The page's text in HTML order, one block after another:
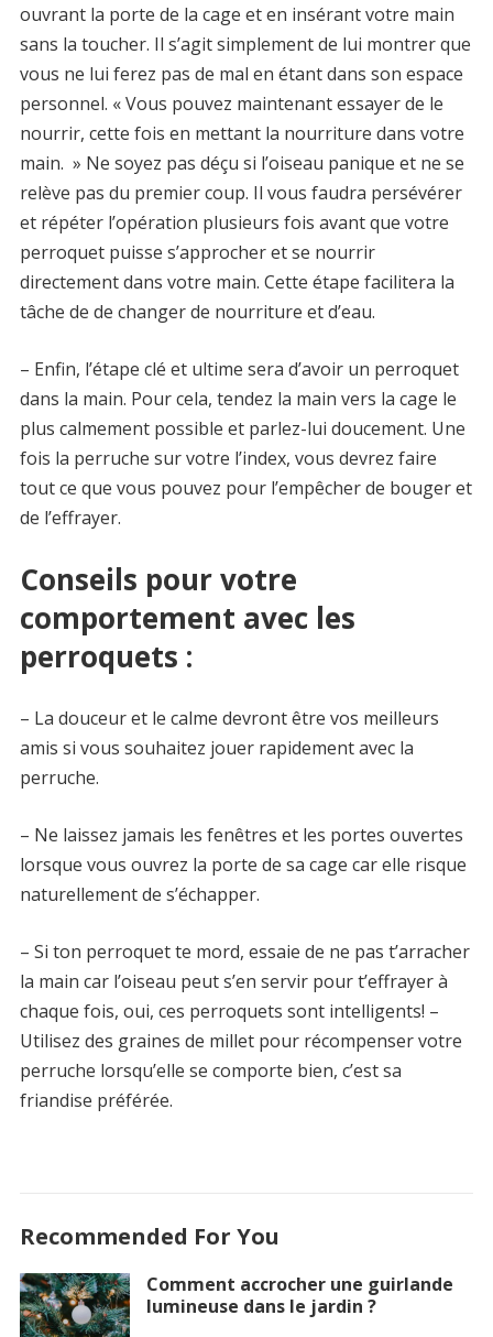
ouvrant la porte de la cage et en insérant votre main
sans la toucher. Il s’agit simplement de lui montrer que
vous ne lui ferez pas de mal en étant dans son espace
personnel. « Vous pouvez maintenant essayer de le
nourrir, cette fois en mettant la nourriture dans votre
main. » Ne soyez pas déçu si l’oiseau panique et ne se
relève pas du premier coup. Il vous faudra persévérer
et répéter l’opération plusieurs fois avant que votre
perroquet puisse s’approcher et se nourrir
directement dans votre main. Cette étape facilitera la
tâche de de changer de nourriture et d’eau.
– Enfin, l’étape clé et ultime sera d’avoir un perroquet
dans la main. Pour cela, tendez la main vers la cage le
plus calmement possible et parlez-lui doucement. Une
fois la perruche sur votre l’index, vous devrez faire
tout ce que vous pouvez pour l’empêcher de bouger et
de l’effrayer.
Conseils pour votre
comportement avec les
perroquets :
– La douceur et le calme devront être vos meilleurs
amis si vous souhaitez jouer rapidement avec la
perruche.
– Ne laissez jamais les fenêtres et les portes ouvertes
lorsque vous ouvrez la porte de sa cage car elle risque
naturellement de s’échapper.
– Si ton perroquet te mord, essaie de ne pas t’arracher
la main car l’oiseau peut s’en servir pour t’effrayer à
chaque fois, oui, ces perroquets sont intelligents! –
Utilisez des graines de millet pour récompenser votre
perruche lorsqu’elle se comporte bien, c’est sa
friandise préférée.
Recommended For You
Comment accrocher une guirlande
lumineuse dans le jardin ?